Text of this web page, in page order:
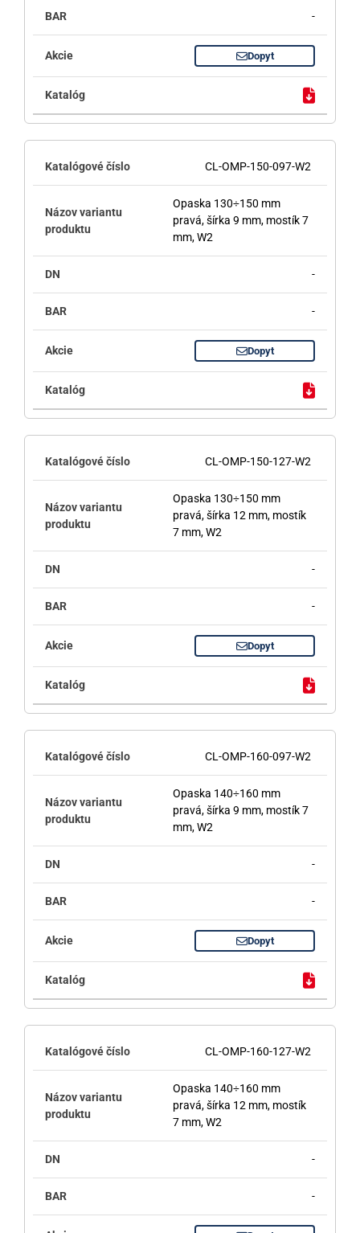
-
Dopyt
CL-OMP-150-097-W2
Opaska 130÷150 mm
pravá, šírka 9 mm, mostík 7
mm, W2
-
-
Dopyt
CL-OMP-150-127-W2
Opaska 130÷150 mm
pravá, šírka 12 mm, mostík
7 mm, W2
-
-
Dopyt
CL-OMP-160-097-W2
Opaska 140÷160 mm
pravá, šírka 9 mm, mostík 7
mm, W2
-
-
Dopyt
CL-OMP-160-127-W2
Opaska 140÷160 mm
pravá, šírka 12 mm, mostík
7 mm, W2
-
-